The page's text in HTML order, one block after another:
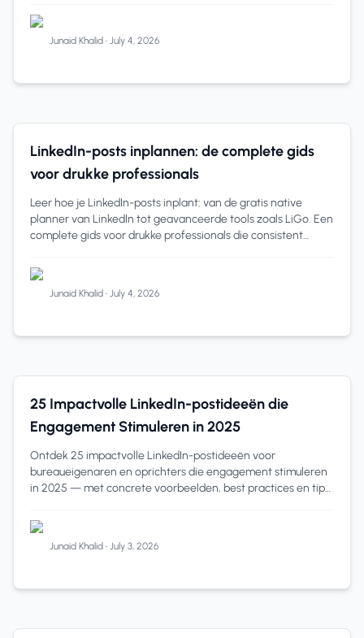
Junaid Khalid • July 4, 2026
Contentcreatie 13 min read
LinkedIn-posts inplannen: de complete gids
voor drukke professionals
Leer hoe je LinkedIn-posts inplant: van de gratis native
planner van LinkedIn tot geavanceerde tools zoals LiGo. Een
complete gids voor drukke professionals die consistent
Junaid Khalid • July 4, 2026
Contentcreatie
25 Impactvolle LinkedIn-postideeën die
Engagement Stimuleren in 2025
Ontdek 25 impactvolle LinkedIn-postideeën voor
bureaueigenaren en oprichters die engagement stimuleren
in 2025 — met concrete voorbeelden, best practices en tips
Junaid Khalid • July 3, 2026